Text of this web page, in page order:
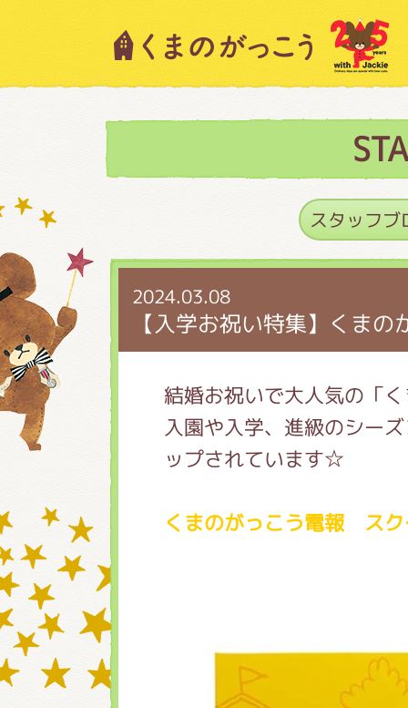
2024.03.08
【入学お祝い特集】くまの
結婚お祝いで大人気の「
入園や入学、進級のシー
ップされています☆
くまのがっこう電報 ス
キャラクター紹介
スタッフブログ
絵本・作家紹介
ショップインフォメー
おたのしみコンテン